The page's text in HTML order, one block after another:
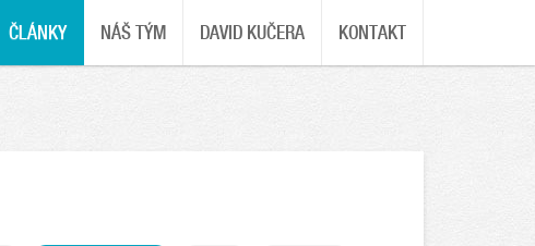
ČLÁNKY NÁŠ TÝM DAVID KUČERA KONTAKT